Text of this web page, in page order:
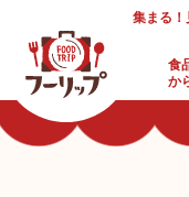
集まる！
食
か